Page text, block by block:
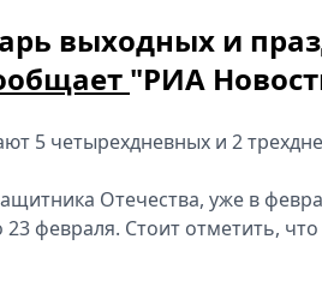
выходных и
"РИА
5 четырехдневных и 2
Отечества, уже в
февраля. Стоит отметить,